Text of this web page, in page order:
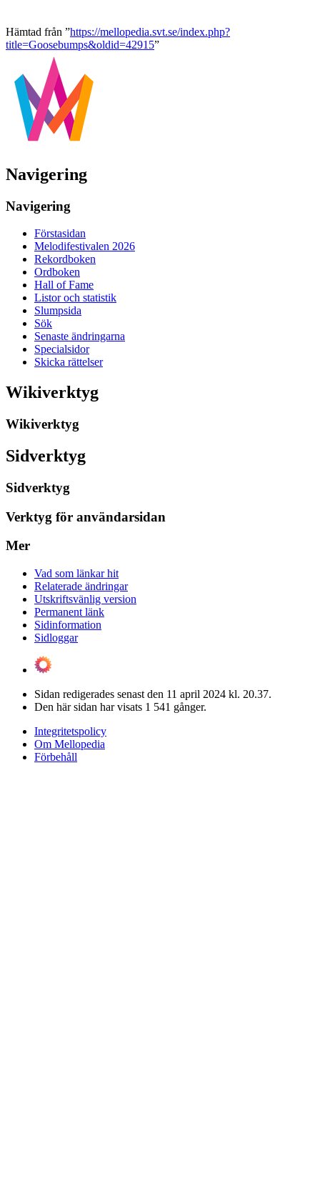
Hämtad från ”https://mellopedia.svt.se/index.php?
title=Goosebumps&oldid=42915”
Navigering
Navigering
Förstasidan
Melodifestivalen 2026
Rekordboken
Ordboken
Hall of Fame
Listor och statistik
Slumpsida
Sök
Senaste ändringarna
Specialsidor
Skicka rättelser
Wikiverktyg
Wikiverktyg
Sidverktyg
Sidverktyg
Verktyg för användarsidan
Mer
Vad som länkar hit
Relaterade ändringar
Utskriftsvänlig version
Permanent länk
Sidinformation
Sidloggar
Sidan redigerades senast den 11 april 2024 kl. 20.37.
Den här sidan har visats 1 541 gånger.
Integritetspolicy
Om Mellopedia
Förbehåll